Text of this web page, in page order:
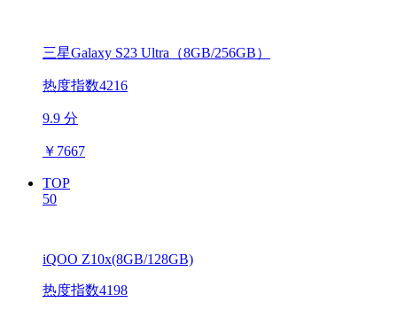
三星Galaxy S23 Ultra（8GB/256GB）
热度指数4216
9.9 分
￥ 7667
TOP
50
iQOO Z10x(8GB/128GB)
热度指数4198